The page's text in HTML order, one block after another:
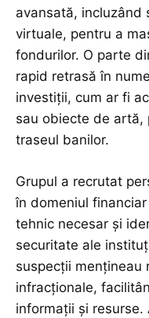
avansată, incluzând
virtuale, pentru a
fondurilor. O parte
rapid retrasă în
investiții, cum ar fi
sau obiecte de artă,
traseul banilor.
Grupul a recrutat
în domeniul
tehnic necesar și
securitate ale
suspecții mențineau
infracționale,
informații și